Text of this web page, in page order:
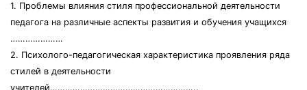
1. Проблемы влияния стиля профессиональной деятельности
педагога на различные аспекты развития и обучения учащихся
…………………
2. Психолого-педагогическая характеристика проявления ряда
стилей в деятельности
учителей…………………………………………………..